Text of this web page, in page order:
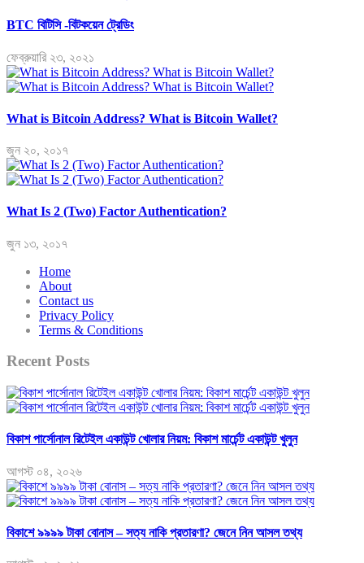
BTC বিটিসি -বিটকয়েন ট্রেডিং
ফেব্রুয়ারি ২৩, ২০২১
What is Bitcoin Address? What is Bitcoin Wallet?
জুন ২০, ২০১৭
What Is 2 (Two) Factor Authentication?
জুন ১৩, ২০১৭
Home
About
Contact us
Privacy Policy
Terms & Conditions
Recent Posts
বিকাশ পার্সোনাল রিটেইল একাউন্ট খোলার নিয়ম: বিকাশ মার্চেন্ট একাউন্ট খুলুন
আগস্ট ০৪, ২০২৬
বিকাশে ৯৯৯৯ টাকা বোনাস – সত্য নাকি প্রতারণা? জেনে নিন আসল তথ্য